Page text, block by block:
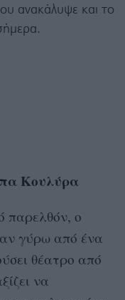
ανακάλυψε και το
Κουλύρα
παρελθόν, ο
γύρω από ένα
θέατρο από
να